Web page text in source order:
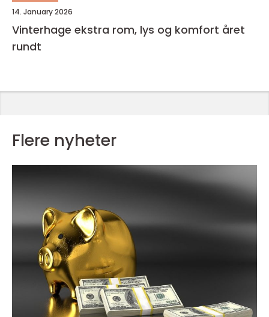
14. January 2026
Vinterhage ekstra rom, lys og komfort året
rundt
Flere nyheter